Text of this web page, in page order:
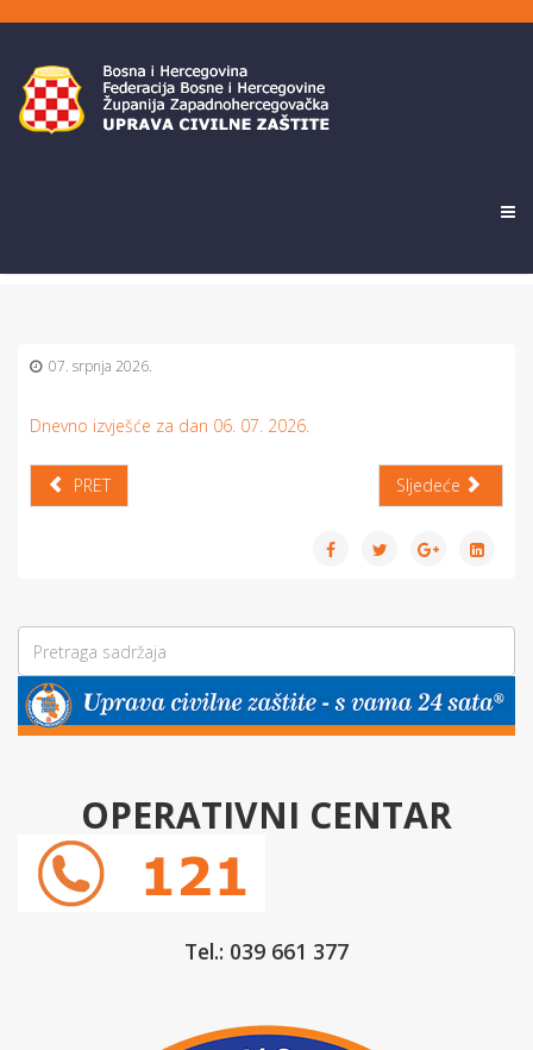
07. srpnja 2026.
Dnevno izvješće za dan 06. 07. 2026.
PRET Sljedeće
OPERATIVNI CENTAR
Tel.: 039 661 377